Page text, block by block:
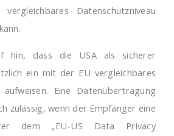
Datenschutzniveau
hin, dass die USA als sicherer
ein mit der EU vergleichbares
aufweisen. Eine Datenübertragung
zulässig, wenn der Empfänger eine
dem „EU-US Data Privacy